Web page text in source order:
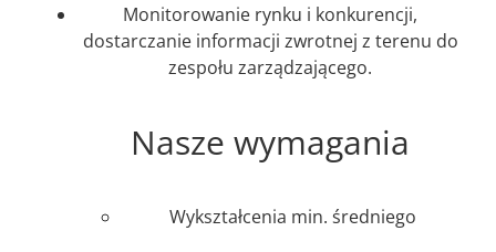
Monitorowanie rynku i konkurencji,
dostarczanie informacji zwrotnej z terenu do
zespołu zarządzającego.
Nasze wymagania
Wykształcenia min. średniego